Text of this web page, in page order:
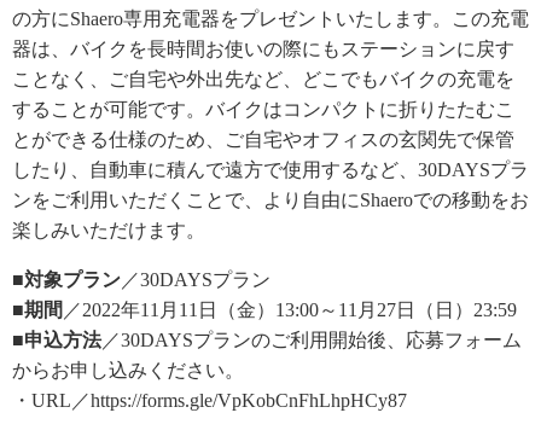
の方にShaero専用充電器をプレゼントいたします。この充電
器は、バイクを長時間お使いの際にもステーションに戻す
ことなく、ご自宅や外出先など、どこでもバイクの充電を
することが可能です。バイクはコンパクトに折りたたむこ
とができる仕様のため、ご自宅やオフィスの玄関先で保管
したり、自動車に積んで遠方で使用するなど、30DAYSプラ
ンをご利用いただくことで、より自由にShaeroでの移動をお
楽しみいただけます。
■対象プラン ／30DAYSプラン
■期間 ／2022年11月11日（金）13:00～11月27日（日）23:59
■申込方法／30DAYSプランのご利用開始後、応募フォーム
からお申し込みください。
・URL／https://forms.gle/VpKobCnFhLhpHCy87